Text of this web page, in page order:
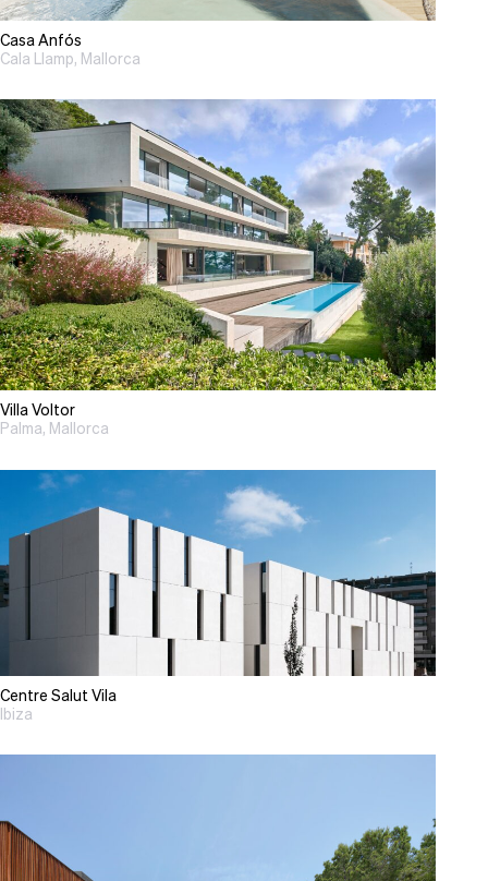
Casa Anfós
Cala Llamp, Mallorca
Villa Voltor
Palma, Mallorca
Centre Salut Vila
Ibiza